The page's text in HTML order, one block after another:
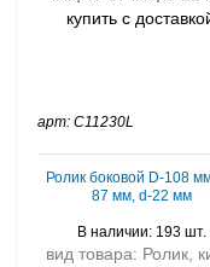
арт: C11230L
Ролик боковой D-108
87 мм, d-22 мм
В наличии: 193 шт.
вид товара: Ролик,